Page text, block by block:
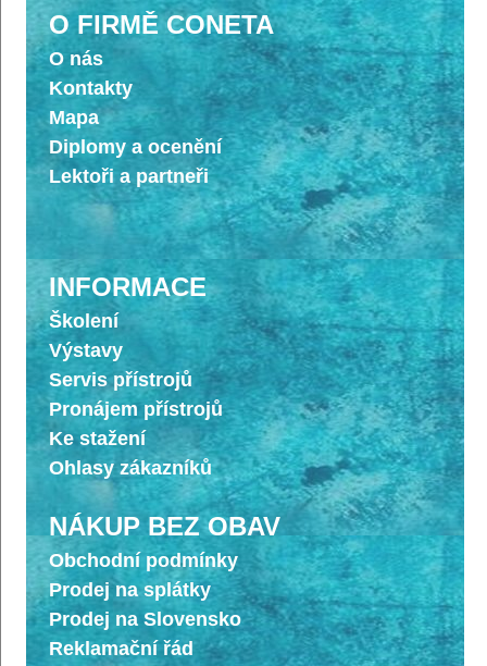
O FIRMĚ CONETA
O nás
Kontakty
Mapa
Diplomy a ocenění
Lektoři a partneři
INFORMACE
Školení
Výstavy
Servis přístrojů
Pronájem přístrojů
Ke stažení
Ohlasy zákazníků
NÁKUP BEZ OBAV
Obchodní podmínky
Prodej na splátky
Prodej na Slovensko
Reklamační řád